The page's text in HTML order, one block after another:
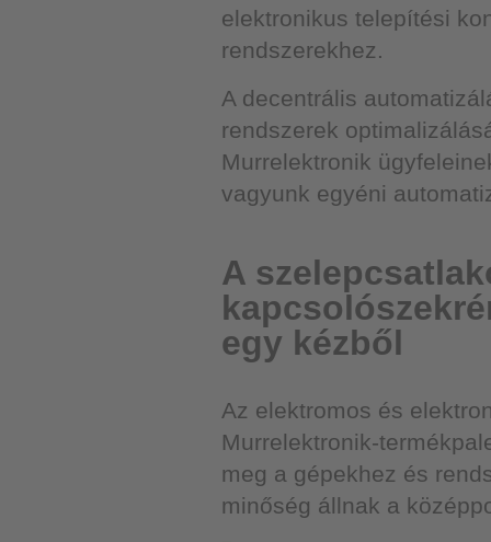
elektronikus telepítési
rendszerekhez.
A decentrális
rendszerek
Murrelektronik
vagyunk egyéni
A
egy kézből
Az elektromos és
Murrelektronik-
meg a gépekhez és
minőség állnak a